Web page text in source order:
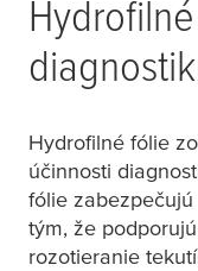
Hydrofilné fólie
účinnosti
fólie zabezpečujú
tým, že
rozotieranie